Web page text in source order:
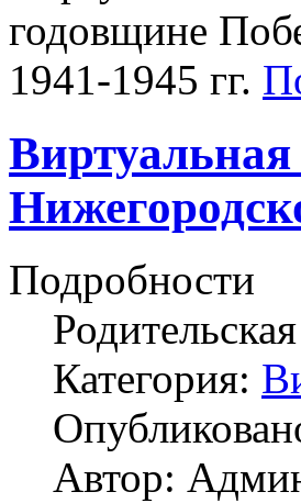
годовщине
1941-1945 гг.
Подробности
Категория:
Автор: